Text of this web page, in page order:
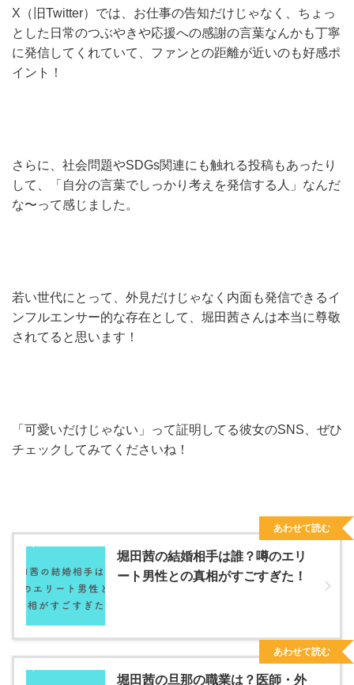
X（旧Twitter）では、お仕事の告知だけじゃなく、ちょっ
とした日常のつぶやきや応援への感謝の言葉なんかも丁寧
に発信してくれていて、ファンとの距離が近いのも好感ポ
イント！
さらに、社会問題やSDGs関連にも触れる投稿もあったり
して、「自分の言葉でしっかり考えを発信する人」なんだ
な〜って感じました。
若い世代にとって、外見だけじゃなく内面も発信できるイ
ンフルエンサー的な存在として、堀田茜さんは本当に尊敬
されてると思います！
「可愛いだけじゃない」って証明してる彼女のSNS、ぜひ
チェックしてみてくださいね！
堀田茜の結婚相手は誰？噂のエリ
ート男性との真相がすごすぎた！
あわせて読む
堀田茜の旦那の職業は？医師・外
あわせて読む